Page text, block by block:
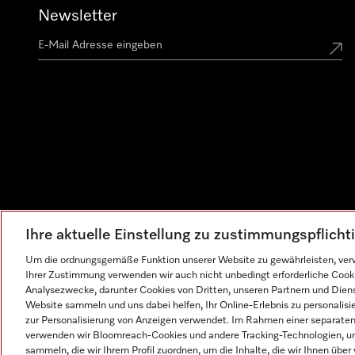
Newsletter
Ihre aktuelle Einstellung zu
Um die ordnungsgemäße Funktion unserer Website zu gewährleisten,
Ihrer Zustimmung verwenden wir auch nicht unbedingt erforderliche
Analysezwecke, darunter Cookies von Dritten, unseren Partnern und
Website sammeln und uns dabei helfen, Ihr Online-Erlebnis zu
zur Personalisierung von Anzeigen verwendet. Im Rahmen einer
verwenden wir Bloomreach-Cookies und andere Tracking-Technologien,
sammeln, die wir Ihrem Profil zuordnen, um die Inhalte, die wir Ihnen